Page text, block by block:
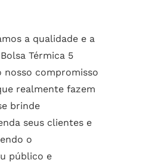
a qualidade e a
Térmica 5
compromisso
realmente fazem
brinde
seus clientes e
o
público e